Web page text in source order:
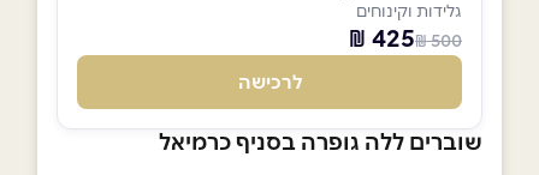
גלידות וקינוחים
500 ₪
425 ₪
לרכישה
שוברים ללה גופרה בסניף כרמיאל